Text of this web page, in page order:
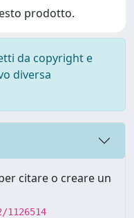
prodotto.
da copyright e
diversa
citare o creare un